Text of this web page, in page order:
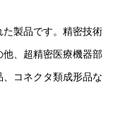
製品です。精密技術
、超精密医療機器部
コネクタ類成形品な